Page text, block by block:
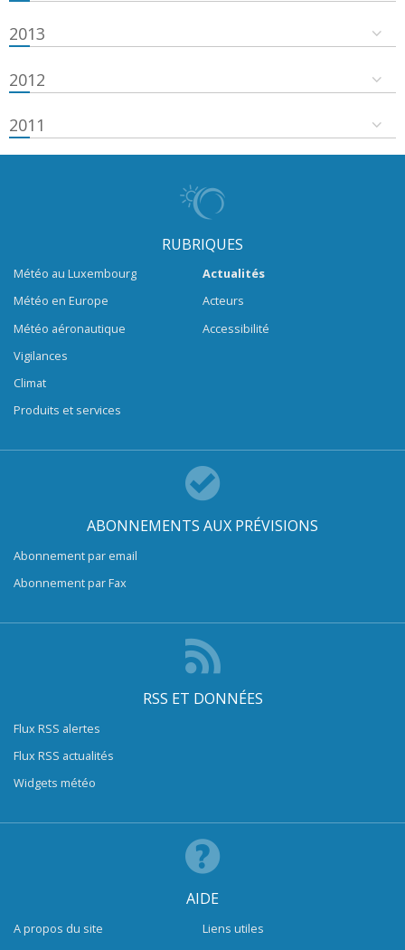
2013
2012
2011
RUBRIQUES
Météo au Luxembourg
Météo en Europe
Météo aéronautique
Vigilances
Climat
Produits et services
Actualités
Acteurs
Accessibilité
ABONNEMENTS AUX PRÉVISIONS
Abonnement par email
Abonnement par Fax
RSS ET DONNÉES
Flux RSS alertes
Flux RSS actualités
Widgets météo
AIDE
A propos du site
Liens utiles